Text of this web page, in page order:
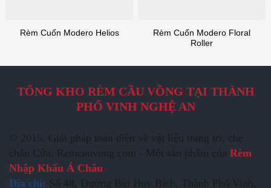
Rèm Cuốn Modero Helios
Rèm Cuốn Modero Floral
Roller
TỔNG KHO RÈM CẦU VỒNG TẠI THÀNH
PHỐ VINH NGHỆ AN
© 2015. Giải pháp toàn diện về vật liệu trang trí, che
chắn Cửa. Remcauvong.com - Một sản phẩm của Rèm
Nhập Khẩu Á Châu
Địa chỉ: Số 48, Đường Bùi Huy Bích, Thành Phố Vinh,